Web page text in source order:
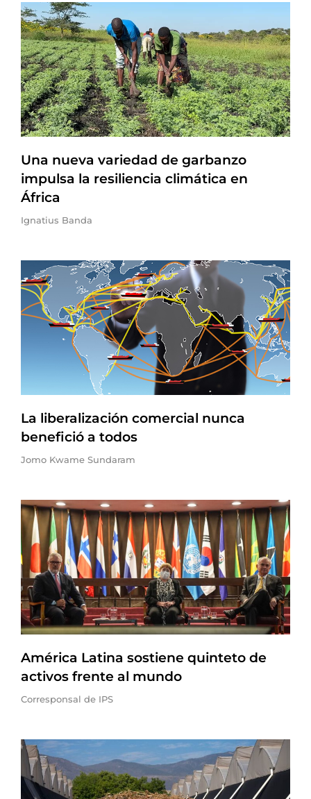
Una nueva variedad de garbanzo
impulsa la resiliencia climática en
África
Ignatius Banda
La liberalización comercial nunca
benefició a todos
Jomo Kwame Sundaram
América Latina sostiene quinteto de
activos frente al mundo
Corresponsal de IPS